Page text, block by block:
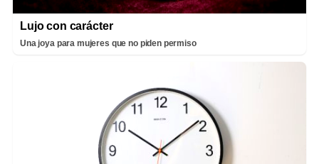
Lujo con carácter
Una joya para mujeres que no piden permiso